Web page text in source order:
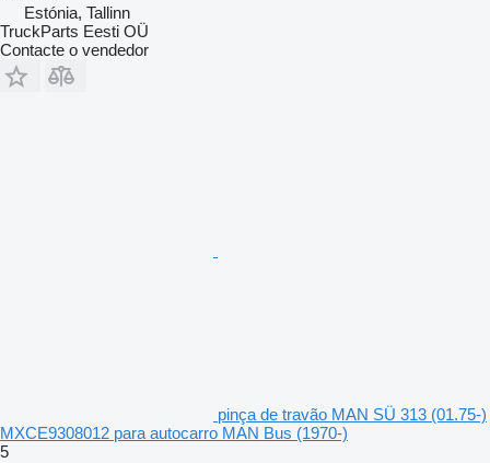
Estónia, Tallinn
TruckParts Eesti OÜ
Contacte o vendedor
pinça de travão MAN SÜ 313 (01.75-)
MXCE9308012 para autocarro MAN Bus (1970-)
5